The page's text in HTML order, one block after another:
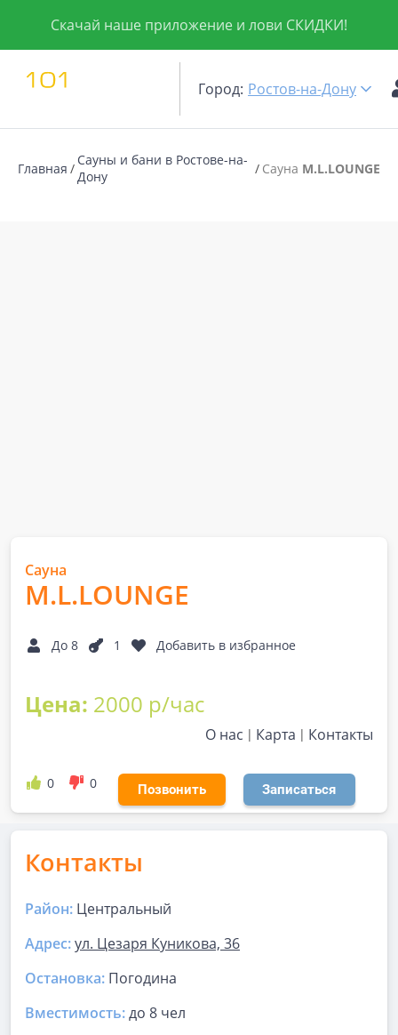
Скачай наше приложение и лови СКИДКИ!
Город: Ростов-на-Дону
Главная
Сауны и бани в Ростове-на-
Дону
Сауна M.L.LOUNGE
Сауна
M.L.LOUNGE
До 8 1 Добавить в избранное
Цена: 2000 р/час
О нас Карта Контакты
0 0 Позвонить Записаться
Контакты
Район: Центральный
Адрес:ул. Цезаря Куникова, 36
Остановка: Погодина
Вместимость:до 8 чел